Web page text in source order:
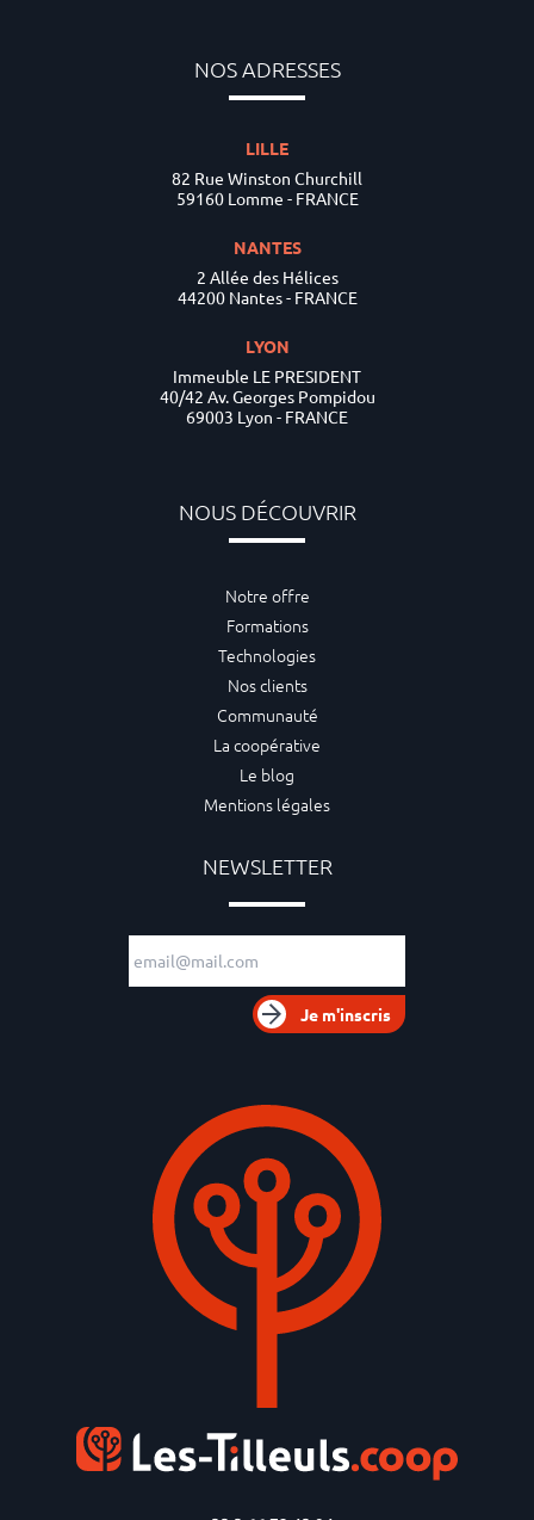
NOS ADRESSES
LILLE
82 Rue Winston Churchill
59160 Lomme - FRANCE
NANTES
2 Allée des Hélices
44200 Nantes - FRANCE
LYON
Immeuble LE PRESIDENT
40/42 Av. Georges Pompidou
69003 Lyon - FRANCE
NOUS DÉCOUVRIR
Notre offre
Formations
Technologies
Nos clients
Communauté
La coopérative
Le blog
Mentions légales
NEWSLETTER
Adresse e-mail
Je m'inscris